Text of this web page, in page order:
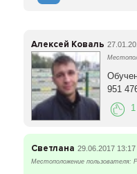
Алексей Коваль
951
1
Светлана 29.06.2017 13:17
Местоположение пользователя: